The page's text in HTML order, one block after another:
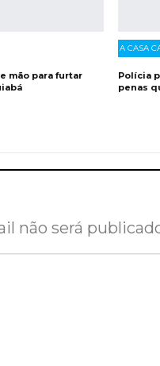
mão para furtar
A CASA
Polícia
penas
não será